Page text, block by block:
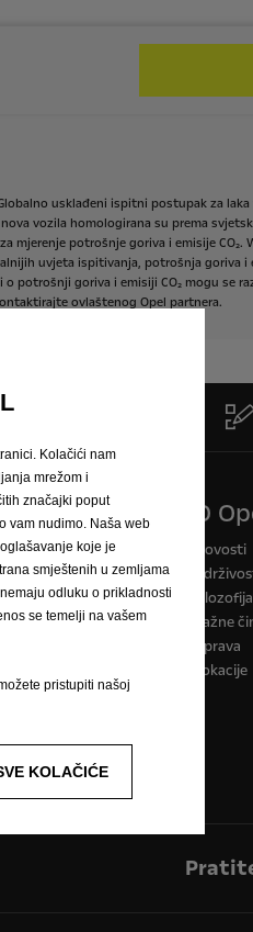
usklađeni ispitni postupak za laka
nova vozila homologirana su prema
za mjerenje potrošnje goriva i emisije CO₂.
uvjeta ispitivanja, potrošnja goriva i
o potrošnji goriva i emisiji CO₂ mogu se
ovlaštenog Opel partnera.
na servis
i emisijama CO2
i zabavu
O
Novosti
Filozofija
Važne
Uprava
Lokacije
Kolačići nam
mrežom i
značajki poput
vam nudimo. Naša web
koje je
smještenih u zemljama
odluku o prikladnosti
se temelji na vašem
pristupiti našoj
KOLAČIĆE